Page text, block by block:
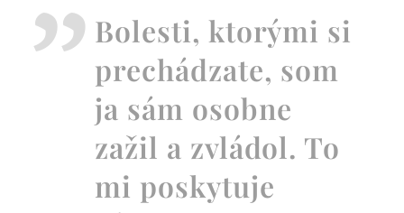
Bolesti, ktorými si
prechádzate, som
ja sám osobne
zažil a zvládol. To
mi poskytuje